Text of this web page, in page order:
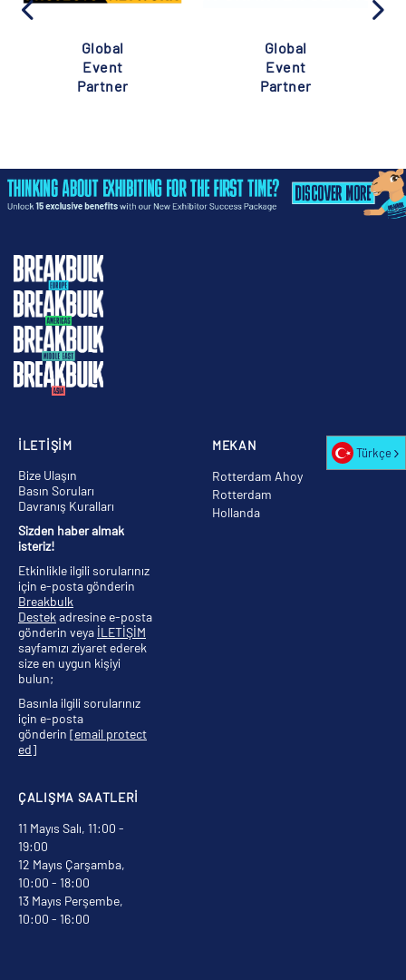
Global
Event
Partner
Global
Event
Partner
MEKAN
Rotterdam Ahoy
Rotterdam
Hollanda
ÇALIŞMA SAATLERİ
11 Mayıs Salı, 11:00 -
19:00
12 Mayıs Çarşamba,
10:00 - 18:00
13 Mayıs Perşembe,
10:00 - 16:00
İLETİŞİM
Bize Ulaşın
Basın Soruları
Davranış Kuralları
Sizden haber almak
isteriz!
Etkinlikle ilgili sorularınız
için e-posta gönderin
Breakbulk
Destekadresine e-posta
gönderin veya İLETİŞİM
sayfamızı ziyaret ederek
size en uygun kişiyi
bulun;
Basınla ilgili sorularınız
için e-posta
gönderin [email protect
ed]
Türkçe